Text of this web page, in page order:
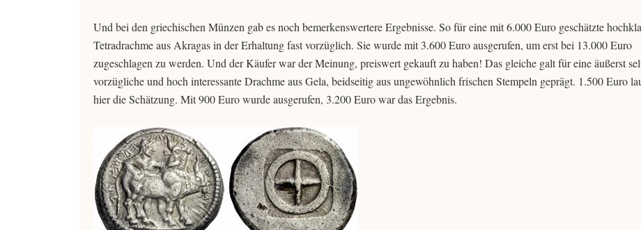
Und bei den griechischen Münzen gab es noch bemerkenswertere Ergebnisse. So für eine mit 6.000 Euro geschätzte
Tetradrachme aus Akragas in der Erhaltung fast vorzüglich. Sie wurde mit 3.600 Euro ausgerufen, um erst bei 13.000 Euro
zugeschlagen zu werden. Und der Käufer war der Meinung, preiswert gekauft zu haben! Das gleiche galt für eine äußerst
vorzügliche und hoch interessante Drachme aus Gela, beidseitig aus ungewöhnlich frischen Stempeln geprägt. 1.500 Euro
hier die Schätzung. Mit 900 Euro wurde ausgerufen, 3.200 Euro war das Ergebnis.